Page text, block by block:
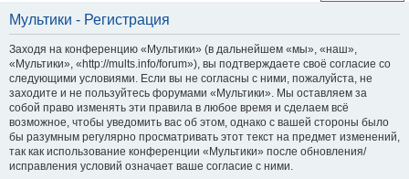
Мультики - Регистрация
Заходя на конференцию «Мультики» (в дальнейшем «мы», «наш»,
«Мультики», «http://mults.info/forum»), вы подтверждаете своё согласие со
следующими условиями. Если вы не согласны с ними, пожалуйста, не
заходите и не пользуйтесь форумами «Мультики». Мы оставляем за
собой право изменять эти правила в любое время и сделаем всё
возможное, чтобы уведомить вас об этом, однако с вашей стороны было
бы разумным регулярно просматривать этот текст на предмет изменений,
так как использование конференции «Мультики» после обновления/
исправления условий означает ваше согласие с ними.